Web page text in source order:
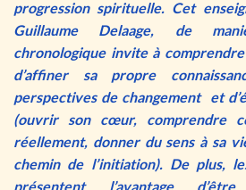
progression spirituelle. Cet
Guillaume Delaage, de
chronologique invite à
d’affiner sa propre
perspectives de changement et
(ouvrir son cœur, comprendre
réellement, donner du sens à sa
chemin de l’initiation). De plus,
présentent l’avantage